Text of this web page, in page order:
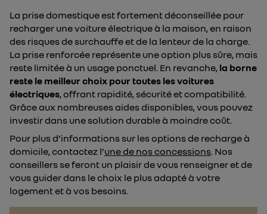
La prise domestique est fortement déconseillée pour
recharger une voiture électrique à la maison, en raison
des risques de surchauffe et de la lenteur de la charge.
La prise renforcée représente une option plus sûre, mais
reste limitée à un usage ponctuel. En revanche, la borne
reste le meilleur choix pour toutes les voitures
électriques, offrant rapidité, sécurité et compatibilité.
Grâce aux nombreuses aides disponibles, vous pouvez
investir dans une solution durable à moindre coût.
Pour plus d’informations sur les options de recharge à
domicile, contactez l’une de nos concessions. Nos
conseillers se feront un plaisir de vous renseigner et de
vous guider dans le choix le plus adapté à votre
logement et à vos besoins.